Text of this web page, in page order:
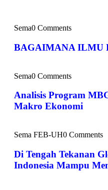
Sema0 Comments
BAGAIMANA ILMU
Sema0 Comments
Analisis Program
Makro Ekonomi
Sema FEB-UH0 Comments
Di Tengah Tekanan
Indonesia Mampu